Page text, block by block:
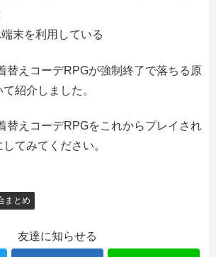
末を利用している
替えコーデRPGが強制終了で落ちる原
紹介しました。
替えコーデRPGをこれからプレイされ
てみてください。
まとめ
友達に知らせる